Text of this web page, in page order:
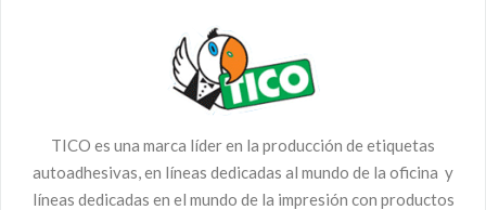
TICO es una marca líder en la producción de etiquetas
autoadhesivas, en líneas dedicadas al mundo de la oficina y
líneas dedicadas en el mundo de la impresión con productos